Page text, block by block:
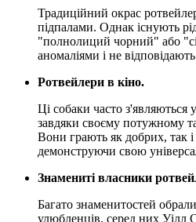
Традиційний окрас
підпалами. Однак існують
"полнолиций чорний" або
аномаліями і не
Ротвейлери в кіно.
Ці собаки часто з'являються
завдяки своєму потужному
Вони грають як добрих, так
демонструючи свою
Знамениті власники
Багато знаменитостей
улюбленців, серед них Уілл